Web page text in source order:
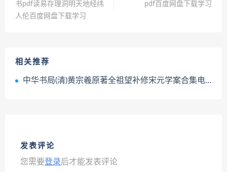
书pdf读易存理洞明天地经纬
人伦百度网盘下载学习
pdf百度网盘下载学习
相关推荐
中华书局(清)黄宗羲原著全祖望补修宋元学案合集电子书pdf百度网盘下载学习
发表评论
您需要登录后才能发表评论